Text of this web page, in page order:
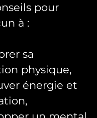
pour
à :
sa
physique,
énergie et